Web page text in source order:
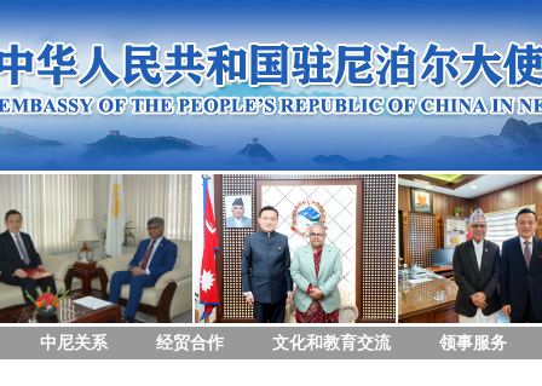
中尼关系 经贸合作 文化和教育交流 领事服务